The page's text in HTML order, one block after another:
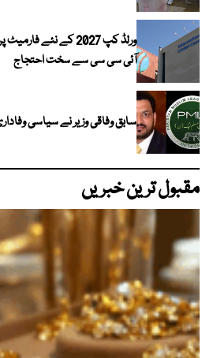
ورلڈ کپ 2027 کے نئے
آئی سی سی سے سخت احتجاج
سابق وفاقی وزیر نے سیاسی
مقبول ترین خبریں